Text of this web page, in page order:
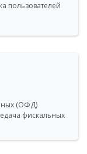
пользователей
(ОФД)
фискальных